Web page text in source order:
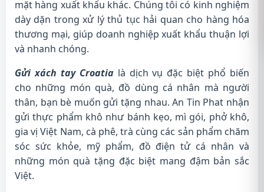
mặt hàng xuất khẩu khác. Chúng tôi có kinh nghiệm
dày dặn trong xử lý thủ tục hải quan cho hàng hóa
thương mại, giúp doanh nghiệp xuất khẩu thuận lợi
và nhanh chóng.
Gửi xách tay Croatialà dịch vụ đặc biệt phổ biến
cho những món quà, đồ dùng cá nhân mà người
thân, bạn bè muốn gửi tặng nhau. An Tin Phat nhận
gửi thực phẩm khô như bánh kẹo, mì gói, phở khô,
gia vị Việt Nam, cà phê, trà cùng các sản phẩm chăm
sóc sức khỏe, mỹ phẩm, đồ điện tử cá nhân và
những món quà tặng đặc biệt mang đậm bản sắc
Việt.